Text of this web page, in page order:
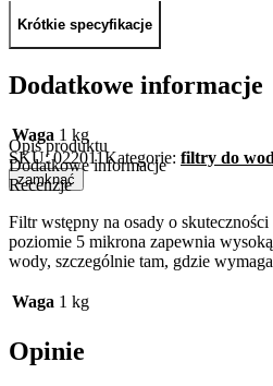
Krótkie specyfikacje
Dodatkowe informacje
Waga 1 kg
SKU:022011Kategorie: filtry do
zamknąć
Opis produktu
Dodatkowe informacje
Recenzje
Filtr wstępny na osady o
poziomie 5 mikrona zapewnia
wody, szczególnie tam, gdzie
Waga 1 kg
Opinie